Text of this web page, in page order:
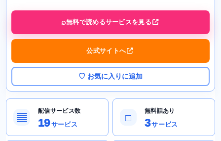
無料で読めるサービスを見る
公式サイトへ
♡ お気に入りに追加
▤
配信サービス数
19サービス
□
無料話あり
3サービス